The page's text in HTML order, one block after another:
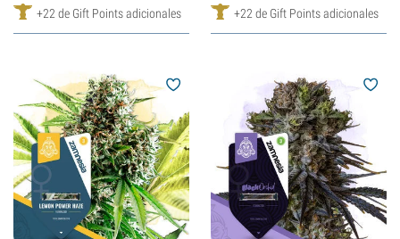
+22 de Gift Points adicionales +22 de Gift Points adicionales